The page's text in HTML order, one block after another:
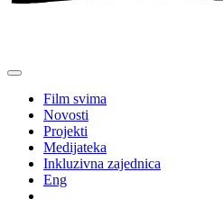
Film svima
Novosti
Projekti
Medijateka
Inkluzivna zajednica
Eng